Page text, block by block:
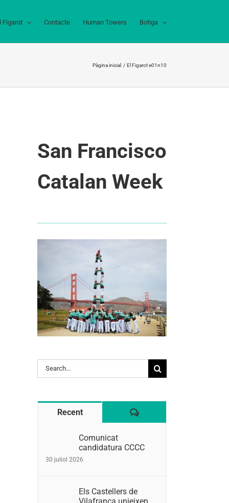
Figarot Contacte Human Towers Botiga
Pàgina inicial El Figarot e01n10
San Francisco
Catalan Week
Search
for:
Recent Comentaris
Comunicat
candidatura CCCC
30 juliol 2026
Els Castellers de